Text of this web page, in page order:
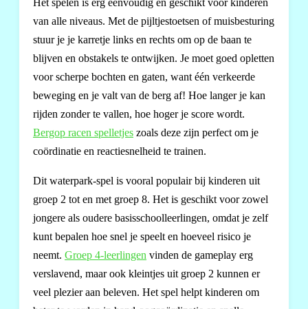
Het spelen is erg eenvoudig en geschikt voor kinderen
van alle niveaus. Met de pijltjestoetsen of muisbesturing
stuur je je karretje links en rechts om op de baan te
blijven en obstakels te ontwijken. Je moet goed opletten
voor scherpe bochten en gaten, want één verkeerde
beweging en je valt van de berg af! Hoe langer je kan
rijden zonder te vallen, hoe hoger je score wordt.
Bergop racen spelletjes zoals deze zijn perfect om je
coördinatie en reactiesnelheid te trainen.
Dit waterpark-spel is vooral populair bij kinderen uit
groep 2 tot en met groep 8. Het is geschikt voor zowel
jongere als oudere basisschoolleerlingen, omdat je zelf
kunt bepalen hoe snel je speelt en hoeveel risico je
neemt. Groep 4-leerlingen vinden de gameplay erg
verslavend, maar ook kleintjes uit groep 2 kunnen er
veel plezier aan beleven. Het spel helpt kinderen om